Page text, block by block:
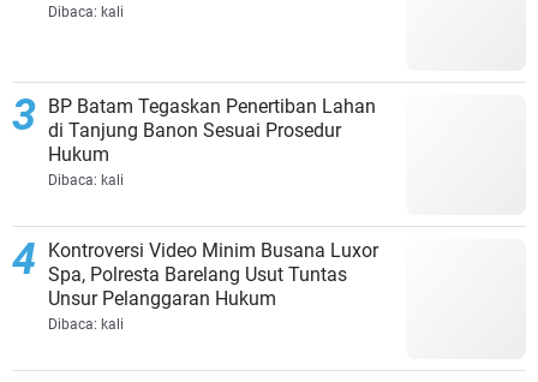
Dibaca: kali
BP Batam Tegaskan Penertiban Lahan
di Tanjung Banon Sesuai Prosedur
Hukum
Dibaca: kali
Kontroversi Video Minim Busana Luxor
Spa, Polresta Barelang Usut Tuntas
Unsur Pelanggaran Hukum
Dibaca: kali